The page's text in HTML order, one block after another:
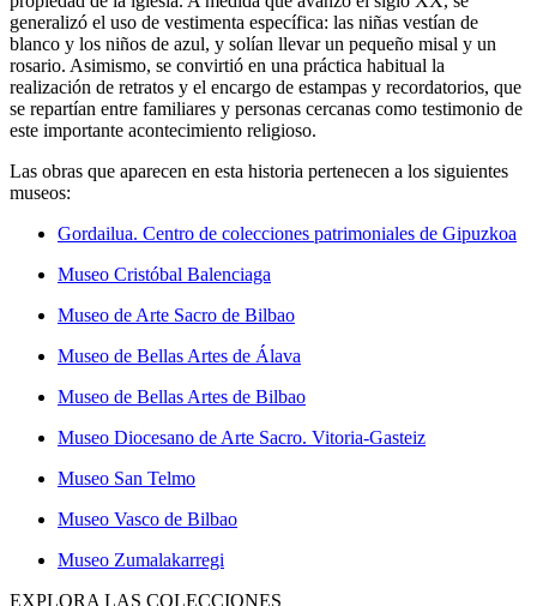
generalizó el uso de vestimenta específica: las niñas vestían de
blanco y los niños de azul, y solían llevar un pequeño misal y un
rosario. Asimismo, se convirtió en una práctica habitual la
realización de retratos y el encargo de estampas y recordatorios, que
se repartían entre familiares y personas cercanas como testimonio de
este importante acontecimiento religioso.
Las obras que aparecen en esta historia pertenecen a los siguientes
museos:
Gordailua. Centro de colecciones patrimoniales de Gipuzkoa
Museo Cristóbal Balenciaga
Museo de Arte Sacro de Bilbao
Museo de Bellas Artes de Álava
Museo de Bellas Artes de Bilbao
Museo Diocesano de Arte Sacro. Vitoria-Gasteiz
Museo San Telmo
Museo Vasco de Bilbao
Museo Zumalakarregi
EXPLORA LAS COLECCIONES